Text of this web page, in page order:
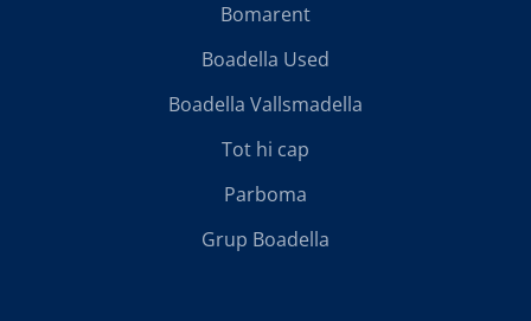
Bomarent
Boadella Used
Boadella Vallsmadella
Tot hi cap
Parboma
Grup Boadella